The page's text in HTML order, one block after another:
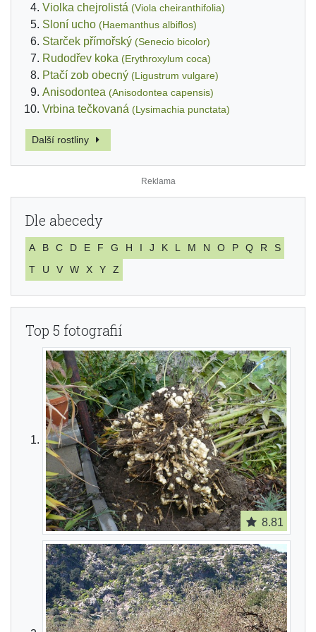
Violka chejrolistá (Viola cheiranthifolia)
Sloní ucho (Haemanthus albiflos)
Starček přímořský (Senecio bicolor)
Rudodřev koka (Erythroxylum coca)
Ptačí zob obecný (Ligustrum vulgare)
Anisodontea (Anisodontea capensis)
Vrbina tečkovaná (Lysimachia punctata)
Další rostliny
Dle abecedy
A B C D E F G H I J K L M N O P Q R
S
T
U V W X Y Z
Top 5 fotografií
8.81